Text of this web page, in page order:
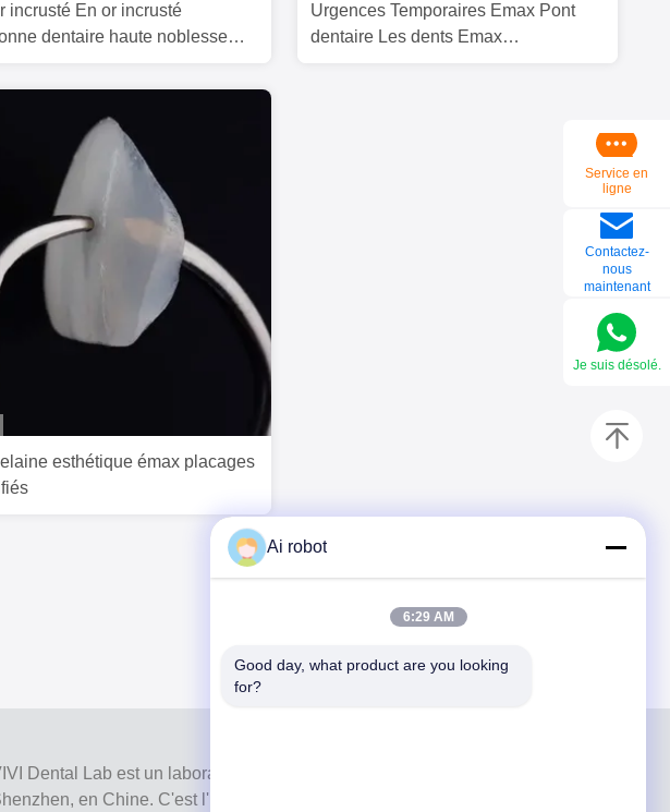
incrusté En or incrusté
dentaire haute noblesse
Urgences Temporaires Emax Pont
dentaire Les dents Emax
esthétique émax placages
Dental Lab est un laboratoire de haut niveau à service complet de
en Chine. C'est l'un des meilleurs laboratoires dentaires certifiés CE,
Service en
ligne
Contactez-
nous
maintenant
Je suis désolé.
Ai robot
6:29 AM
Good day, what product are you looking
for?